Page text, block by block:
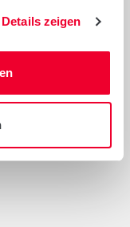
Details zeigen